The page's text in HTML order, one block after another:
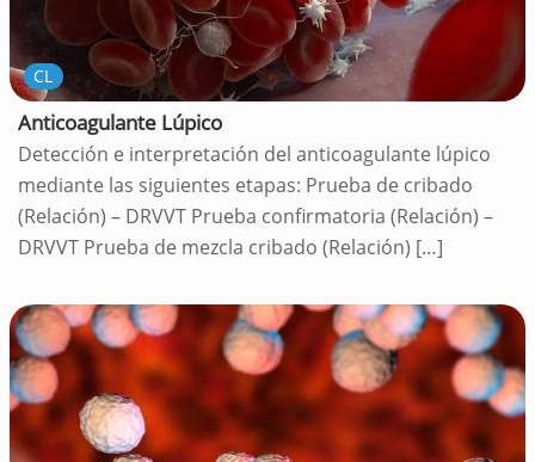
CL
Anticoagulante Lúpico
Detección e interpretación del anticoagulante lúpico
mediante las siguientes etapas: Prueba de cribado
(Relación) – DRVVT Prueba confirmatoria (Relación) –
DRVVT Prueba de mezcla cribado (Relación) […]